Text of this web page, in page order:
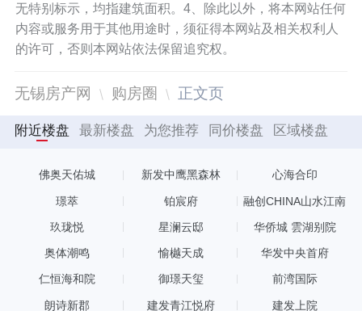
无特别标示，均指建筑面积。4、除此以外，将本网站任何
内容或服务用于其他用途时，须征得本网站及相关权利人
的许可，否则本网站依法保留追究权。
无锡房产网 购房圈 正文页
附近楼盘 最新楼盘 为您推荐 同价楼盘 区域楼盘
佛奥天佑城 新发中鹰黑森林 心海合印
璟萃 铂宸府 融创CHINA山水江南
玖珑悦 星澜云邸 华侨城 雲湖别院
奥体潮鸣 愉樾天成 华发中央首府
仁恒海和院 御璟天玺 前湾国际
朗诗新郡 建发青江悦府 建发上院